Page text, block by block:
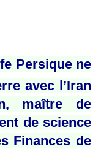
Persique ne
avec l’Iran
maître de
de science
Finances de